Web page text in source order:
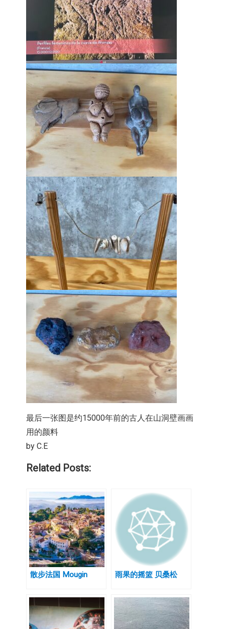
最后一张图是约15000年前的古人在山洞壁画画
用的颜料
by C.E
Related Posts:
散步法国 Mougin 雨果的摇篮 贝桑松